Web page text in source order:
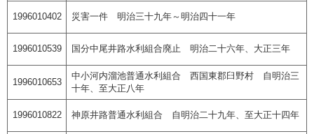
1996010402 災害一件 明治三十九年～明治四十一年
1996010539 国分中尾井路水利組合廃止 明治二十六年、大正三年
1996010653
中小河内溜池普通水利組合 西国東郡臼野村 自明治三
十年、至大正八年
1996010822 神原井路普通水利組合 自明治二十九年、至大正十四年